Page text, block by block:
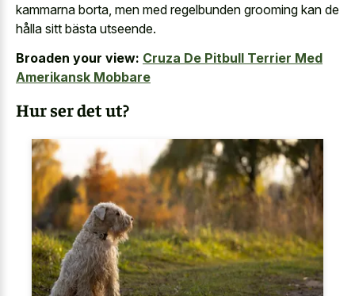
kammarna borta, men med regelbunden grooming kan de
hålla sitt bästa utseende.
Broaden your view: Cruza De Pitbull Terrier Med
Amerikansk Mobbare
Hur ser det ut?